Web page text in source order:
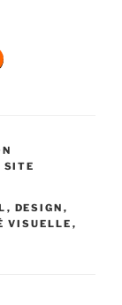
SITE
, DESIGN ,
VISUELLE ,